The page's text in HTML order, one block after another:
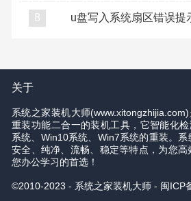
8
关于
系统之家装机大师
重装功能二合一的装机工具，它智能化检
系统、Win10系统、Win7系统的重装。
安全、纯净、流畅、稳定等特点，为您
您办公学习的首选！
©2010-2023 - 系统之家装机大师 - 闽ICP